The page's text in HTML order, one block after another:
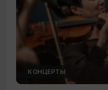
КОНЦЕРТЫ